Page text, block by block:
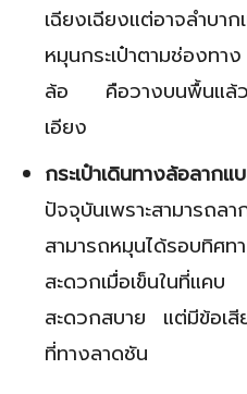
เฉียงเฉียงแต่อาจลำบา
หมุนกระเป๋าตามช่องท
ล้อ คือวางบนพื้นแล้วไ
เอียง
กระเป๋าเดินทางล้อลาก
ปัจจุบันเพราะสามารถลา
สามารถหมุนได้รอบทิ
สะดวกเมื่อเข็นในที่แค
สะดวกสบาย แต่มีข้อเสี
ที่ทางลาดชัน